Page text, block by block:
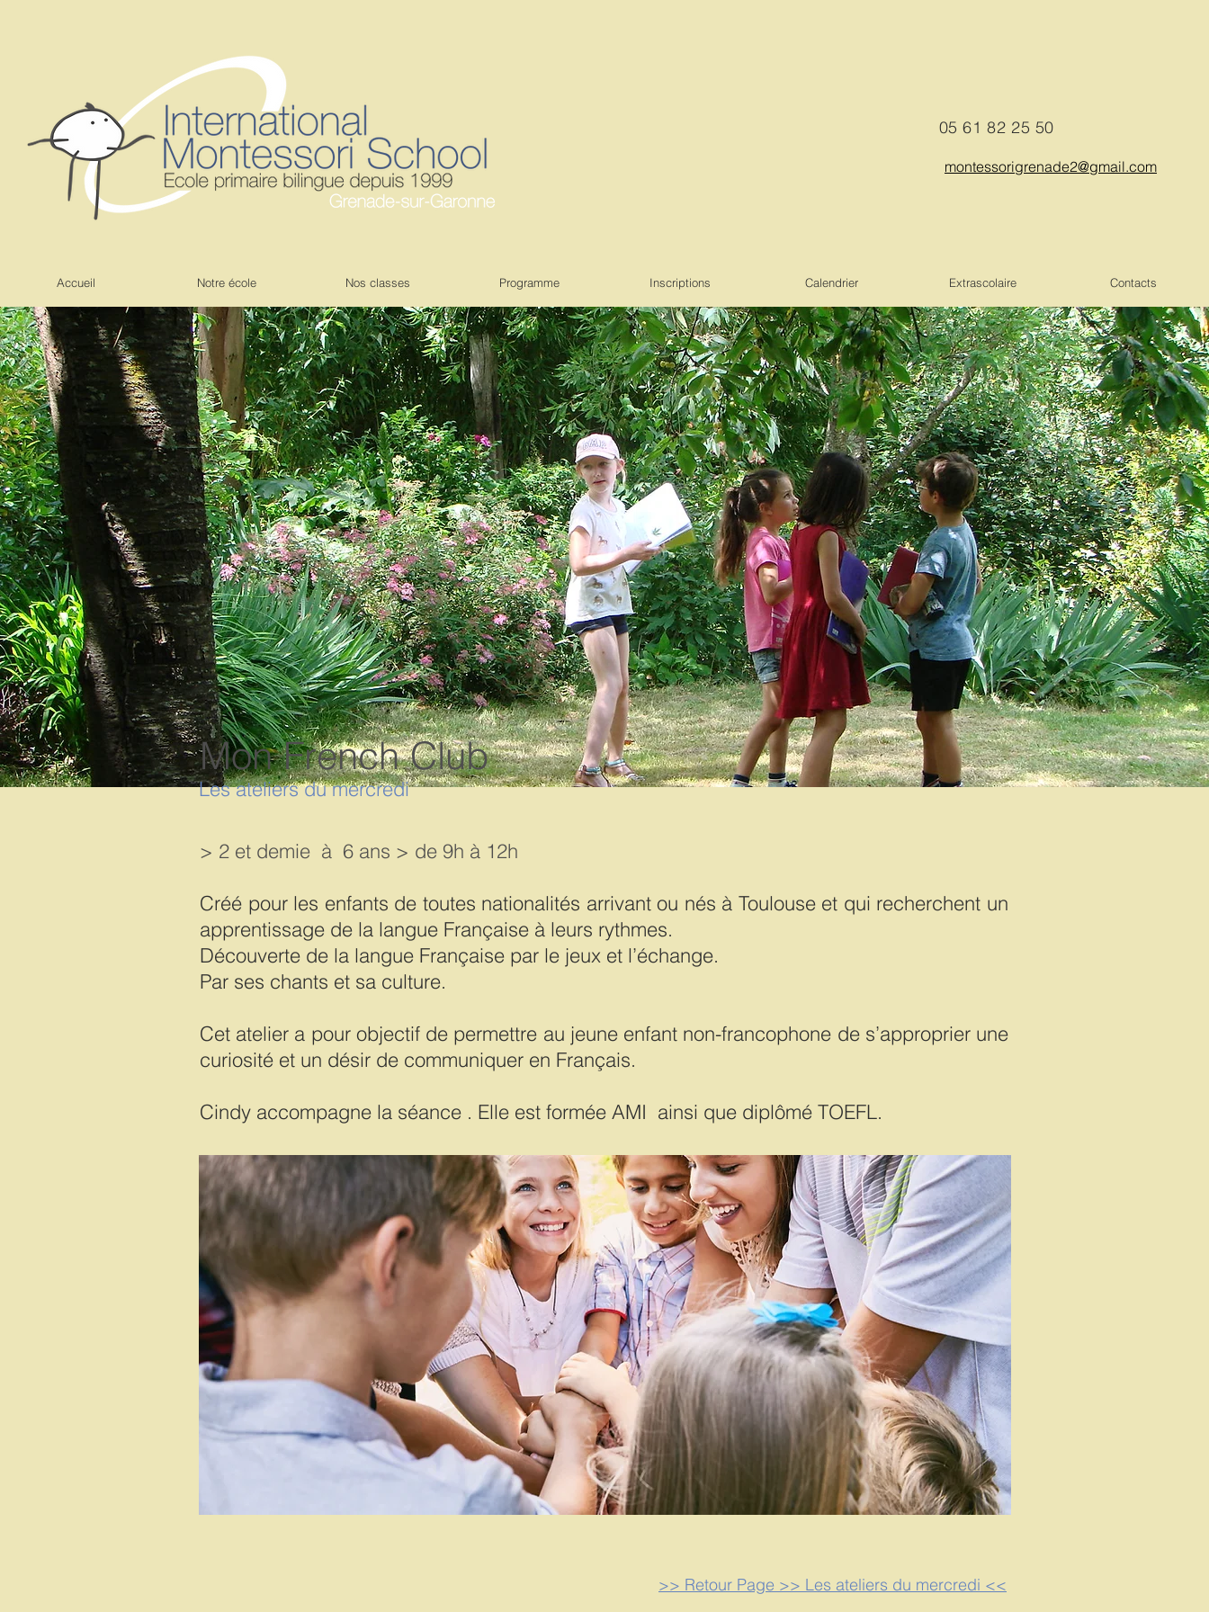
05 61 82 25 50
montessorigrenade2@gmail.com
Accueil Notre école Nos classes Programme Inscriptions Calendrier Extrascolaire Contacts
Mon French Club
Les ateliers du mercredi
> 2 et demie à 6 ans > de 9h à 12h
Créé pour les enfants de toutes nationalités arrivant ou nés à Toulouse et qui recherchent un
apprentissage de la langue Française à leurs rythmes.
Découverte de la langue Française par le jeux et l’échange.
Par ses chants et sa culture.
Cet atelier a pour objectif de permettre au jeune enfant non-francophone de s’approprier une
curiosité et un désir de communiquer en Français.
Cindy accompagne la séance . Elle est formée AMI ainsi que diplômé TOEFL.
>> Retour Page >> Les ateliers du mercredi <<